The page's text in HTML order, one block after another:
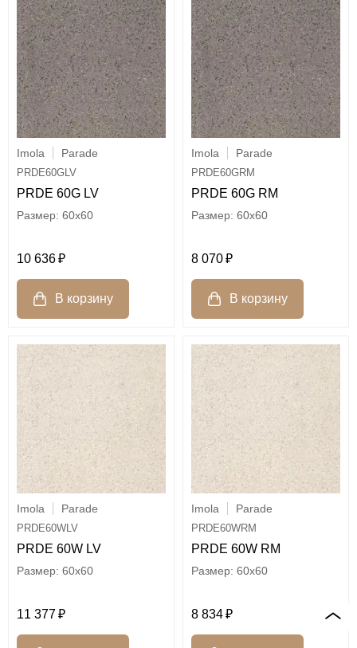
Imola Parade
PRDE60GLV
PRDE 60G LV
60x60
10 636
Imola Parade
PRDE60GRM
PRDE 60G RM
60x60
8 070
Imola Parade
PRDE60WLV
PRDE 60W LV
60x60
11 377
Imola Parade
PRDE60WRM
PRDE 60W RM
60x60
8 834